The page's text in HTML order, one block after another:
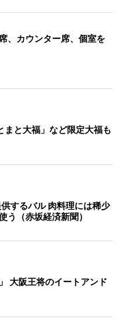
、カウンター席、個室を
まと大福」など限定大福も
するバル 肉料理には稀少
う（赤坂経済新聞）
大阪王将のイートアンド